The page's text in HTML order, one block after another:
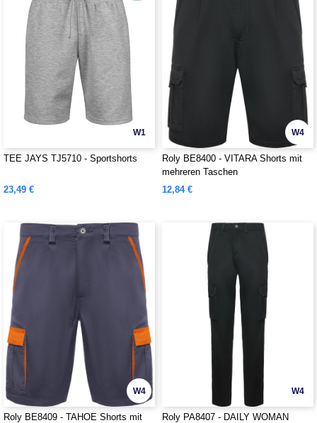
W1
TEE JAYS TJ5710 - Sportshorts
23,49 €
W4
Roly BE8400 - VITARA Shorts mit
mehreren Taschen
12,84 €
W4
Roly BE8409 - TAHOE Shorts mit
W4
Roly PA8407 - DAILY WOMAN